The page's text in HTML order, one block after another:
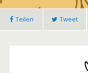
Teilen Tweet